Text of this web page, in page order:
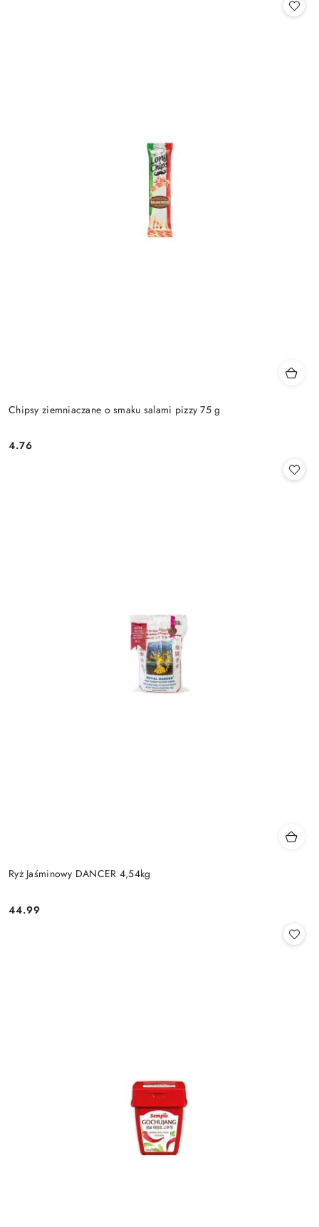
Chipsy ziemniaczane o smaku salami pizzy 75 g
Cena:
4.76
Ryż Jaśminowy DANCER 4,54kg
Cena:
44.99